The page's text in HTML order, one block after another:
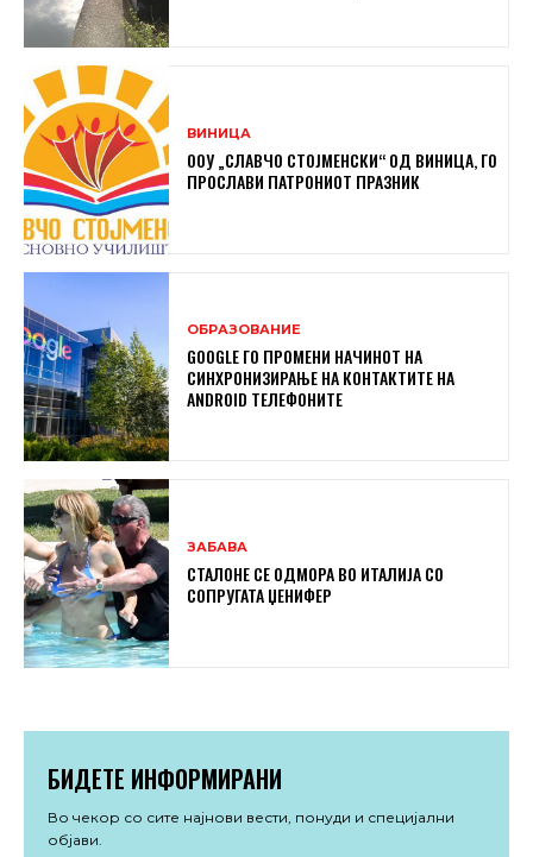
ВИНИЦА
ООУ „СЛАВЧО СТОЈМЕНСКИ“ ОД ВИНИЦА, ГО
ПРОСЛАВИ ПАТРОНИОТ ПРАЗНИК
ОБРАЗОВАНИЕ
GOOGLE ГО ПРОМЕНИ НАЧИНОТ НА
СИНХРОНИЗИРАЊЕ НА КОНТАКТИТЕ НА
ANDROID ТЕЛЕФОНИТЕ
ЗАБАВА
СТАЛОНЕ СЕ ОДМОРА ВО ИТАЛИЈА СО
СОПРУГАТА ЏЕНИФЕР
БИДЕТЕ ИНФОРМИРАНИ
Во чекор со сите најнови вести, понуди и специјални
објави.